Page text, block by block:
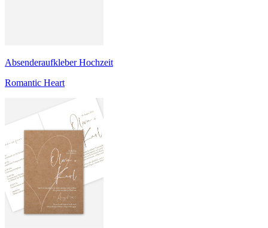
Absenderaufkleber Hochzeit
Romantic Heart